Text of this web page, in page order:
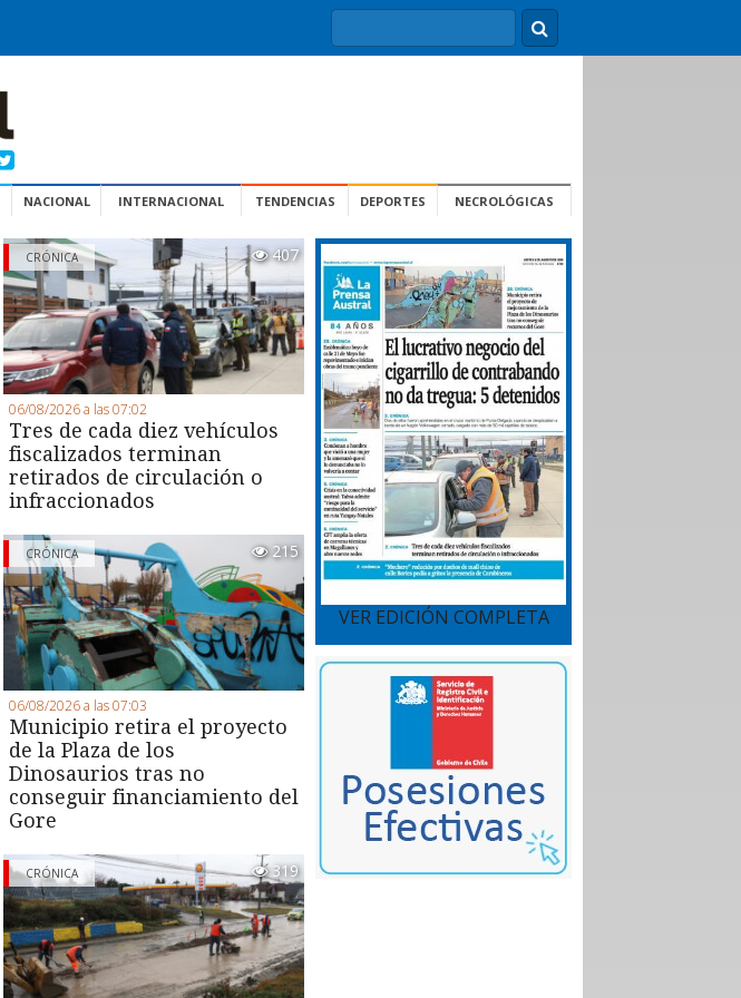
NACIONAL INTERNACIONAL TENDENCIAS DEPORTES NECROLÓGICAS
CRÓNICA 407
06/08/2026 a las 07:02
Tres de cada diez vehículos
fiscalizados terminan
retirados de circulación o
infraccionados
CRÓNICA 215
06/08/2026 a las 07:03
Municipio retira el proyecto
de la Plaza de los
Dinosaurios tras no
conseguir financiamiento del
Gore
CRÓNICA 319
VER EDICIÓN COMPLETA